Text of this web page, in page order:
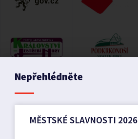
Nepřehlédněte
MĚSTSKÉ SLAVNOSTI 2026